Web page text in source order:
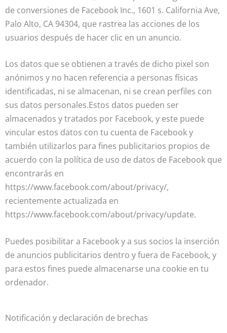
de conversiones de Facebook Inc., 1601 s. California Ave,
Palo Alto, CA 94304, que rastrea las acciones de los
usuarios después de hacer clic en un anuncio.
Los datos que se obtienen a través de dicho pixel son
anónimos y no hacen referencia a personas físicas
identificadas, ni se almacenan, ni se crean perfiles con
sus datos personales.Estos datos pueden ser
almacenados y tratados por Facebook, y este puede
vincular estos datos con tu cuenta de Facebook y
también utilizarlos para fines publicitarios propios de
acuerdo con la política de uso de datos de Facebook que
encontrarás en
https://www.facebook.com/about/privacy/,
recientemente actualizada en
https://www.facebook.com/about/privacy/update.
Puedes posibilitar a Facebook y a sus socios la inserción
de anuncios publicitarios dentro y fuera de Facebook, y
para estos fines puede almacenarse una cookie en tu
ordenador.
Notificación y declaración de brechas